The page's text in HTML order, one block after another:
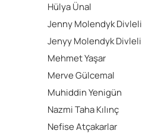
Hülya Ünal
Jenny Molendyk Divleli
Jenyy Molendyk Divleli
Mehmet Yaşar
Merve Gülcemal
Muhiddin Yenigün
Nazmi Taha Kılınç
Nefise Atçakarlar